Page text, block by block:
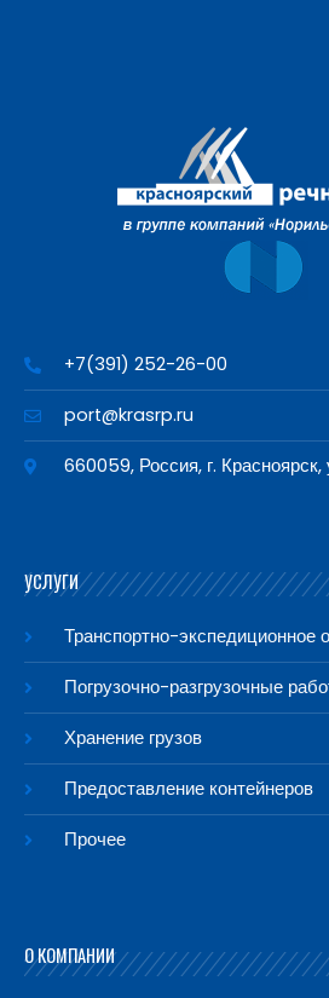
+7(391) 252-26-00
port@krasrp.ru
660059, Россия, г.
УСЛУГИ
Транспортно-экспедиционное
Погрузочно-разгрузочные
Хранение грузов
Предоставление контейнеров
Прочее
О КОМПАНИИ